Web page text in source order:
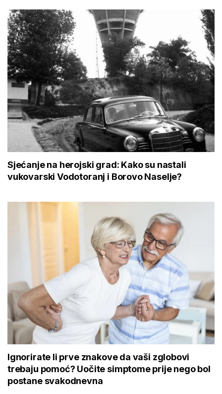
Sjećanje na herojski grad: Kako su nastali
vukovarski Vodotoranj i Borovo Naselje?
Ignorirate li prve znakove da vaši zglobovi
trebaju pomoć? Uočite simptome prije nego bol
postane svakodnevna